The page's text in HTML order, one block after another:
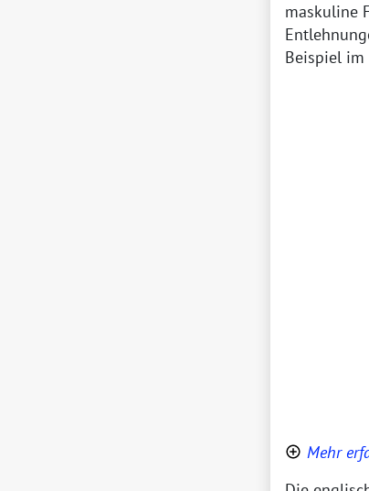
maskuline
Beispiel im
Mehr